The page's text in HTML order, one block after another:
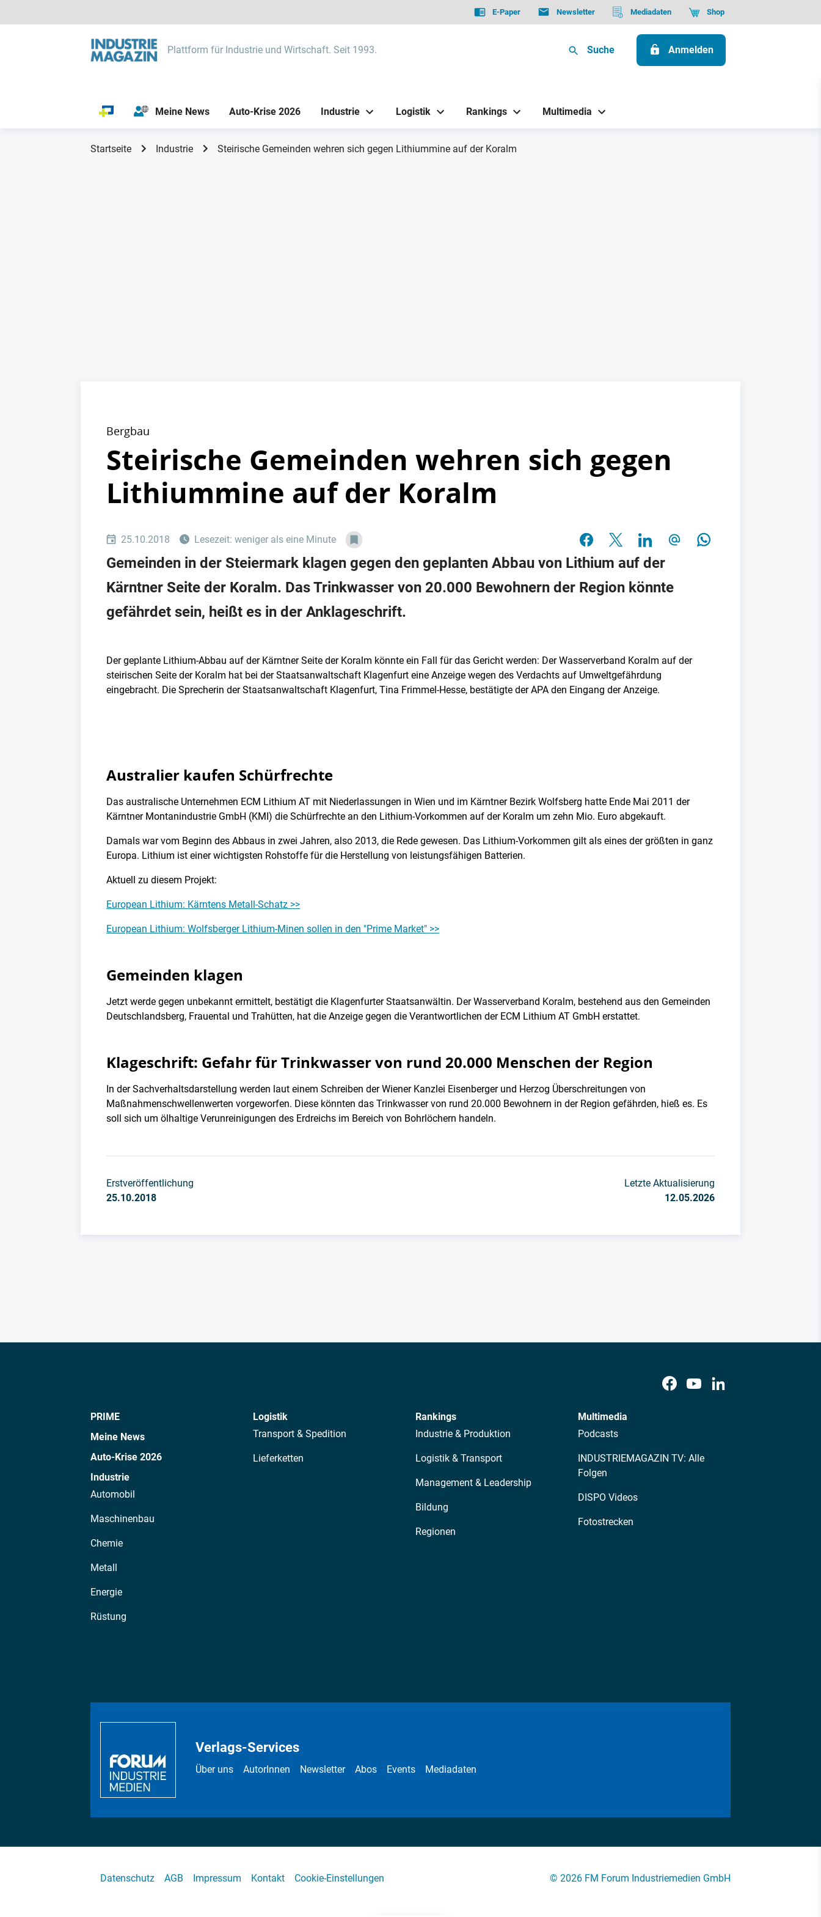
E-Paper Newsletter Mediadaten Shop
Plattform für Industrie und Wirtschaft. Seit 1993. Suche Anmelden
Meine News Auto-Krise 2026 Industrie Logistik Rankings Multimedia
Startseite Industrie Steirische Gemeinden wehren sich gegen Lithiummine auf der Koralm
Bergbau
Steirische Gemeinden wehren sich gegen
Lithiummine auf der Koralm
25.10.2018 Lesezeit: weniger als eine Minute
Gemeinden in der Steiermark klagen gegen den geplanten Abbau von Lithium auf der
Kärntner Seite der Koralm. Das Trinkwasser von 20.000 Bewohnern der Region könnte
gefährdet sein, heißt es in der Anklageschrift.
Der geplante Lithium-Abbau auf der Kärntner Seite der Koralm könnte ein Fall für das Gericht werden: Der Wasserverband Koralm auf der
steirischen Seite der Koralm hat bei der Staatsanwaltschaft Klagenfurt eine Anzeige wegen des Verdachts auf Umweltgefährdung
eingebracht. Die Sprecherin der Staatsanwaltschaft Klagenfurt, Tina Frimmel-Hesse, bestätigte der APA den Eingang der Anzeige.
Australier kaufen Schürfrechte
Das australische Unternehmen ECM Lithium AT mit Niederlassungen in Wien und im Kärntner Bezirk Wolfsberg hatte Ende Mai 2011 der
Kärntner Montanindustrie GmbH (KMI) die Schürfrechte an den Lithium-Vorkommen auf der Koralm um zehn Mio. Euro abgekauft.
Damals war vom Beginn des Abbaus in zwei Jahren, also 2013, die Rede gewesen. Das Lithium-Vorkommen gilt als eines der größten in ganz
Europa. Lithium ist einer wichtigsten Rohstoffe für die Herstellung von leistungsfähigen Batterien.
Aktuell zu diesem Projekt:
European Lithium: Kärntens Metall-Schatz >>
European Lithium: Wolfsberger Lithium-Minen sollen in den "Prime Market" >>
Gemeinden klagen
Jetzt werde gegen unbekannt ermittelt, bestätigt die Klagenfurter Staatsanwältin. Der Wasserverband Koralm, bestehend aus den Gemeinden
Deutschlandsberg, Frauental und Trahütten, hat die Anzeige gegen die Verantwortlichen der ECM Lithium AT GmbH erstattet.
Klageschrift: Gefahr für Trinkwasser von rund 20.000 Menschen der Region
In der Sachverhaltsdarstellung werden laut einem Schreiben der Wiener Kanzlei Eisenberger und Herzog Überschreitungen von
Maßnahmenschwellenwerten vorgeworfen. Diese könnten das Trinkwasser von rund 20.000 Bewohnern in der Region gefährden, hieß es. Es
soll sich um ölhaltige Verunreinigungen des Erdreichs im Bereich von Bohrlöchern handeln.
Erstveröffentlichung
25.10.2018
Letzte Aktualisierung
12.05.2026
PRIME
Meine News
Auto-Krise 2026
Industrie
Automobil
Maschinenbau
Chemie
Metall
Energie
Rüstung
Logistik
Transport & Spedition
Lieferketten
Rankings
Industrie & Produktion
Logistik & Transport
Management & Leadership
Bildung
Regionen
Multimedia
Podcasts
INDUSTRIEMAGAZIN TV: Alle
Folgen
DISPO Videos
Fotostrecken
Verlags-Services
Über uns AutorInnen Newsletter Abos Events Mediadaten
Datenschutz AGB Impressum Kontakt Cookie-Einstellungen © 2026 FM Forum Industriemedien GmbH